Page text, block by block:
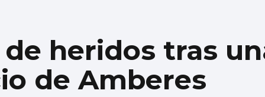
heridos tras
de Amberes